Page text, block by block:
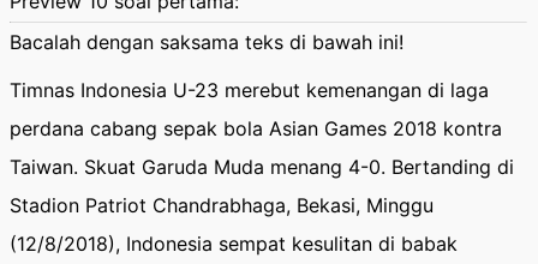
Bacalah dengan saksama teks di bawah ini!
Timnas Indonesia U-23 merebut kemenangan di laga
perdana cabang sepak bola Asian Games 2018 kontra
Taiwan. Skuat Garuda Muda menang 4-0. Bertanding di
Stadion Patriot Chandrabhaga, Bekasi, Minggu
(12/8/2018), Indonesia sempat kesulitan di babak